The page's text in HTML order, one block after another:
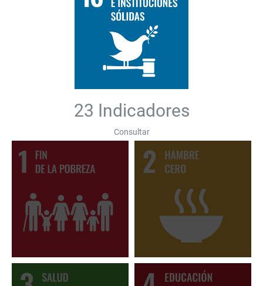
23 Indicadores
Consultar